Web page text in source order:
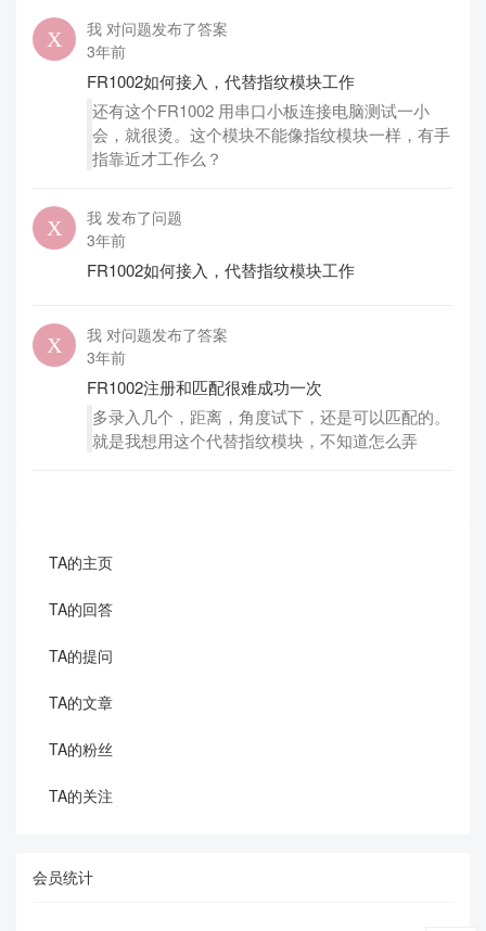
我 对问题发布了答案
3年前
FR1002如何接入，代替指纹模块工作
还有这个FR1002 用串口小板连接电脑测试一小
会，就很烫。这个模块不能像指纹模块一样，有手
指靠近才工作么？
我 发布了问题
3年前
FR1002如何接入，代替指纹模块工作
我 对问题发布了答案
3年前
FR1002注册和匹配很难成功一次
多录入几个，距离，角度试下，还是可以匹配的。
就是我想用这个代替指纹模块，不知道怎么弄
TA的主页
TA的回答
TA的提问
TA的文章
TA的粉丝
TA的关注
会员统计